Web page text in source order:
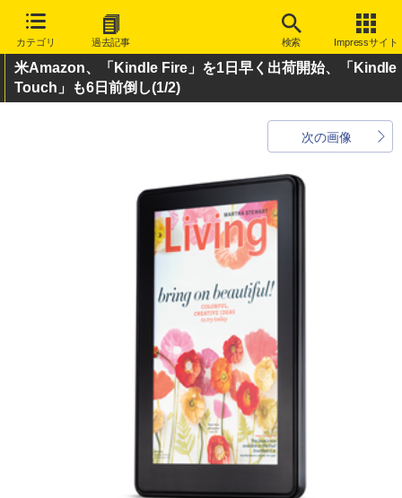
カテゴリ 過去記事 検索 Impressサイト
米Amazon、「Kindle Fire」を1日早く出荷開始、「Kindle
Touch」も6日前倒し(1/2)
次の画像